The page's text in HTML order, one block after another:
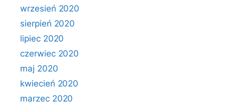
wrzesień 2020
sierpień 2020
lipiec 2020
czerwiec 2020
maj 2020
kwiecień 2020
marzec 2020